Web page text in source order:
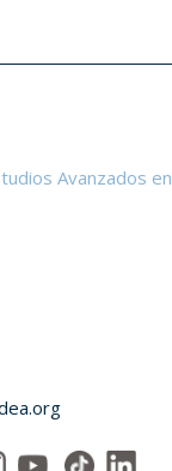
Avanzados en